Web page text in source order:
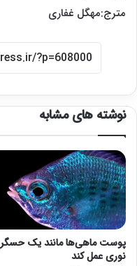
مترج:مهگل غفاری
نوشته های مشابه
پوست ماهی‌ها مانند یک حسگر
نوری عمل کند